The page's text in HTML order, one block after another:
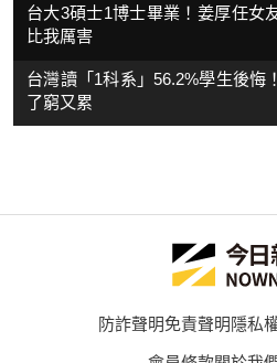
台大3碩士1博士畢業！姜厚任女
比我厲害
台灣讀「1科系」56.2%學生後
了窮又累
防詐聲明免責聲明隱私